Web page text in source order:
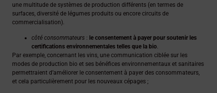
une multitude de systèmes de production différents (en termes de
surfaces, diversité de légumes produits ou encore circuits de
commercialisation).
côté consommateurs : le consentement à payer pour soutenir les
certifications environnementales telles que la bio.
Par exemple, concernant les vins, une communication ciblée sur les
modes de production bio et ses bénéfices environnementaux et sanitaires
permettraient d’améliorer le consentement à payer des consommateurs,
et cela particulièrement pour les nouveaux cépages ;